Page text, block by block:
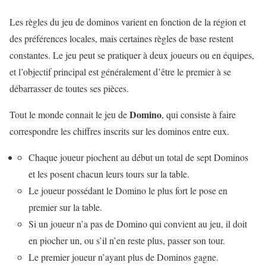
Les règles du jeu de dominos varient en fonction de la région et
des préférences locales, mais certaines règles de base restent
constantes. Le jeu peut se pratiquer à deux joueurs ou en équipes,
et l’objectif principal est généralement d’être le premier à se
débarrasser de toutes ses pièces.
Tout le monde connait le jeu deDomino, qui consiste à faire
correspondre les chiffres inscrits sur les dominos entre eux.
Chaque joueur piochent au début un total de sept Dominos
et les posent chacun leurs tours sur la table.
Le joueur possédant le Domino le plus fort le pose en
premier sur la table.
Si un joueur n’a pas de Domino qui convient au jeu, il doit
en piocher un, ou s’il n’en reste plus, passer son tour.
Le premier joueur n’ayant plus de Dominos gagne.